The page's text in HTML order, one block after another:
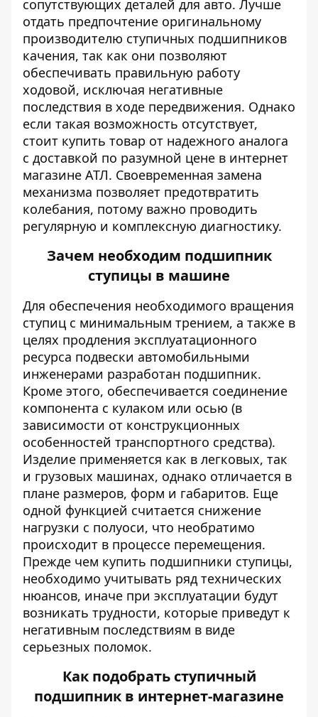
сопутствующих деталей для авто. Лучше
отдать предпочтение оригинальному
производителю ступичных подшипников
качения, так как они позволяют
обеспечивать правильную работу
ходовой, исключая негативные
последствия в ходе передвижения. Однако
если такая возможность отсутствует,
стоит купить товар от надежного аналога
с доставкой по разумной цене в интернет
магазине АТЛ. Своевременная замена
механизма позволяет предотвратить
колебания, потому важно проводить
регулярную и комплексную диагностику.
Зачем необходим подшипник
ступицы в машине
Для обеспечения необходимого вращения
ступиц с минимальным трением, а также в
целях продления эксплуатационного
ресурса подвески автомобильными
инженерами разработан подшипник.
Кроме этого, обеспечивается соединение
компонента с кулаком или осью (в
зависимости от конструкционных
особенностей транспортного средства).
Изделие применяется как в легковых, так
и грузовых машинах, однако отличается в
плане размеров, форм и габаритов. Еще
одной функцией считается снижение
нагрузки с полуоси, что необратимо
происходит в процессе перемещения.
Прежде чем купить подшипники ступицы,
необходимо учитывать ряд технических
нюансов, иначе при эксплуатации будут
возникать трудности, которые приведут к
негативным последствиям в виде
серьезных поломок.
Как подобрать ступичный
подшипник в интернет-магазине